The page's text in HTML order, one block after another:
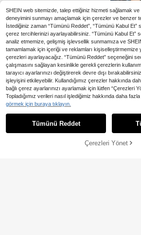
En Çok
544
SEPETE
SHEIN web sitemizde, talep ettiğiniz hizmeti sağlamak
deneyimini sunmayı amaçlamak için çerezler ve benzer
İstediğiniz zaman “Tümünü Reddet”, “Tümünü Kabul Et”
çerez tercihlerinizi ayarlayabilirsiniz. “Tümünü Kabul Et”
analiz etmemize, gelişmiş işlevsellik sunmamıza ve
tamamlamak için içeriği ve reklamları kişiselleştirmemize
çerezleri ayarlayacağız. “Tümünü Reddet” seçeneğini
çalışmasını sağlayan kesinlikle gerekli çerezlerin
tarayıcı ayarlarınızı değiştirerek devre dışı
işleyişini etkileyebilir. Kullandığımız çerezler hakkında
bağlı çerez ayarlarınızı ayarlamak için lütfen “Çerezleri
Topladığımız verileri nasıl işlediğimiz hakkında daha
görmek için buraya tıklayın.
Tümünü Reddet
Çerezleri Yönet